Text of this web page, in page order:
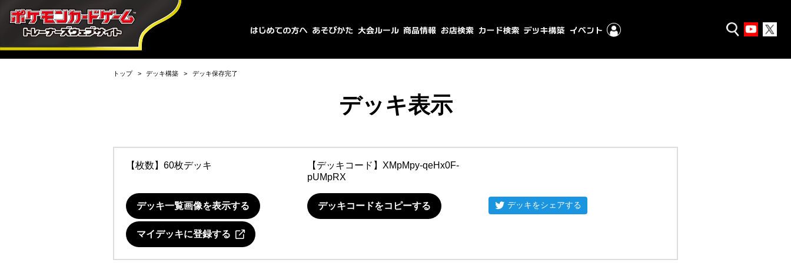
トップ デッキ構築 デッキ保存完了
デッキ表示
【枚数】60枚デッキ 【デッキコード】 XMpMpy-qeHx0F-
pUMpRX
デッキ一覧画像を表示する デッキコードをコピーする デッキをシェアする
マイデッキに登録する